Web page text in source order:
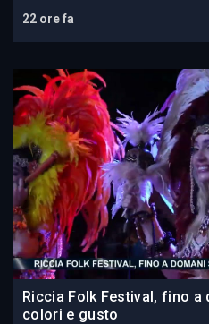
22 ore fa
Riccia Folk Festival, fino a
colori e gusto